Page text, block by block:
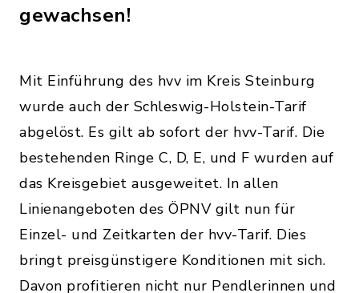
gewachsen!
Mit Einführung des hvv im Kreis Steinburg
wurde auch der Schleswig-Holstein-Tarif
abgelöst. Es gilt ab sofort der hvv-Tarif. Die
bestehenden Ringe C, D, E, und F wurden auf
das Kreisgebiet ausgeweitet. In allen
Linienangeboten des ÖPNV gilt nun für
Einzel- und Zeitkarten der hvv-Tarif. Dies
bringt preisgünstigere Konditionen mit sich.
Davon profitieren nicht nur Pendlerinnen und